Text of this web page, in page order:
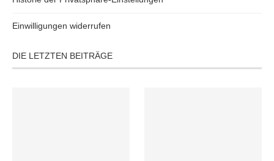
Einwilligungen widerrufen
DIE LETZTEN BEITRÄGE